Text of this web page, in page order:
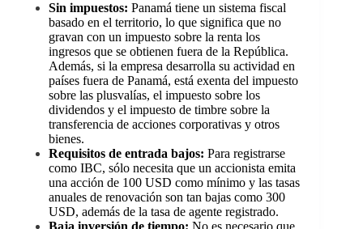
Sin impuestos: Panamá tiene un sistema fiscal
basado en el territorio, lo que significa que no
gravan con un impuesto sobre la renta los
ingresos que se obtienen fuera de la República.
Además, si la empresa desarrolla su actividad en
países fuera de Panamá, está exenta del impuesto
sobre las plusvalías, el impuesto sobre los
dividendos y el impuesto de timbre sobre la
transferencia de acciones corporativas y otros
bienes.
Requisitos de entrada bajos: Para registrarse
como IBC, sólo necesita que un accionista emita
una acción de 100 USD como mínimo y las tasas
anuales de renovación son tan bajas como 300
USD, además de la tasa de agente registrado.